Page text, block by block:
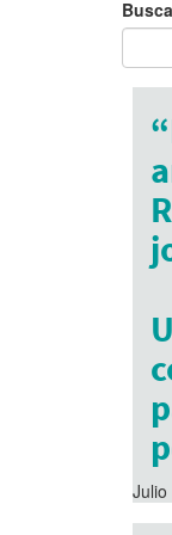
Julio